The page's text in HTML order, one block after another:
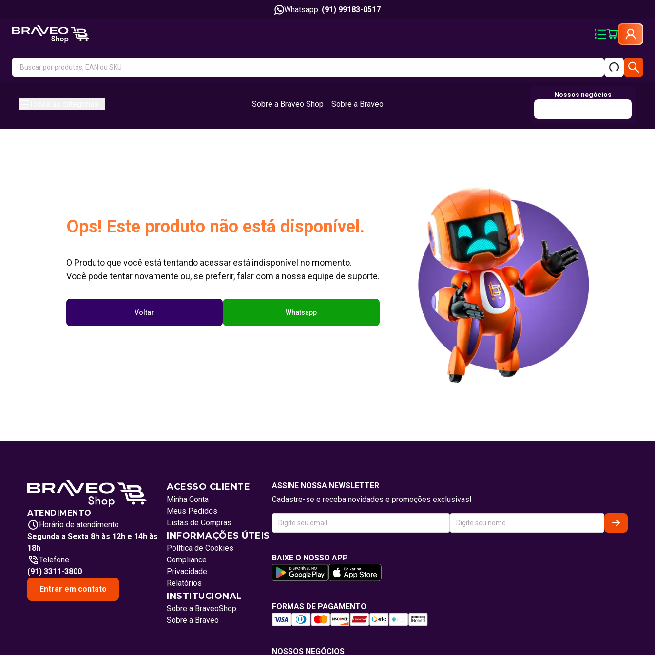
Whatsapp: (91) 99183-0517
Sobre a Braveo Shop Sobre a Braveo
Nossos negócios
Ops! Este produto não está disponível.
O Produto que você está tentando acessar está indisponível no momento.
Você pode tentar novamente ou, se preferir, falar com a nossa equipe de suporte.
Voltar Whatsapp
ATENDIMENTO
Horário de atendimento
Segunda a Sexta 8h às 12h e 14h às
18h
Telefone
(91) 3311-3800
Entrar em contato
ACESSO CLIENTE
Minha Conta
Meus Pedidos
Listas de Compras
INFORMAÇÕES ÚTEIS
Política de Cookies
Compliance
Privacidade
Relatórios
INSTITUCIONAL
Sobre a BraveoShop
Sobre a Braveo
ASSINE NOSSA NEWSLETTER
Cadastre-se e receba novidades e promoções exclusivas!
BAIXE O NOSSO APP
FORMAS DE PAGAMENTO
NOSSOS NEGÓCIOS